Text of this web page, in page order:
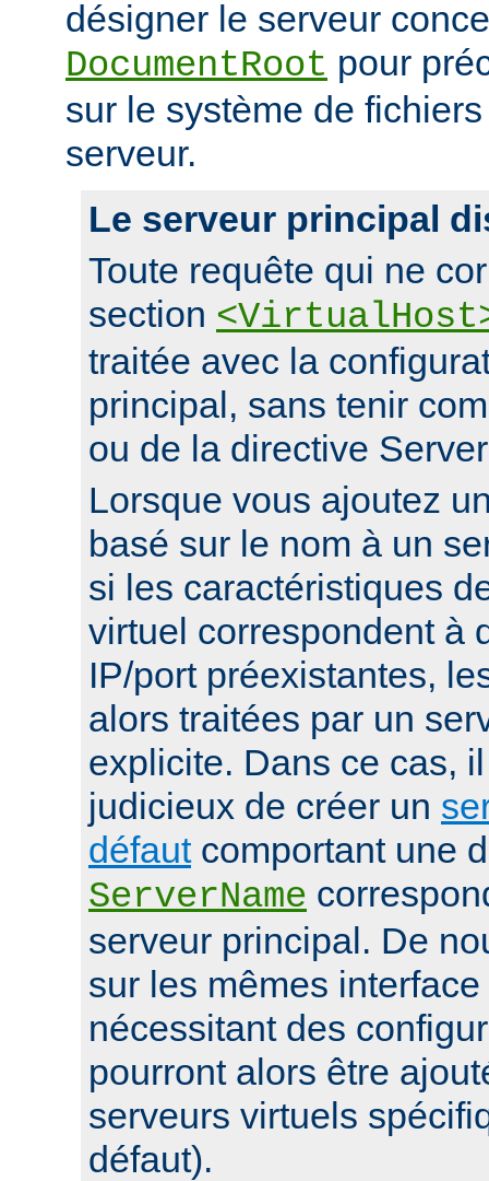
désigner le serveur
DocumentRoot pour
sur le système de
serveur.
Le serveur principal
Toute requête qui ne
section
traitée avec la
principal, sans tenir
ou de la directive
Lorsque vous ajoutez
basé sur le nom à un
si les caractéristiques
virtuel correspondent à
IP/port préexistantes,
alors traitées par un
explicite. Dans ce cas,
judicieux de créer un
défautcomportant une
ServerName
serveur principal. De
sur les mêmes
nécessitant des
pourront alors être
serveurs virtuels
défaut).